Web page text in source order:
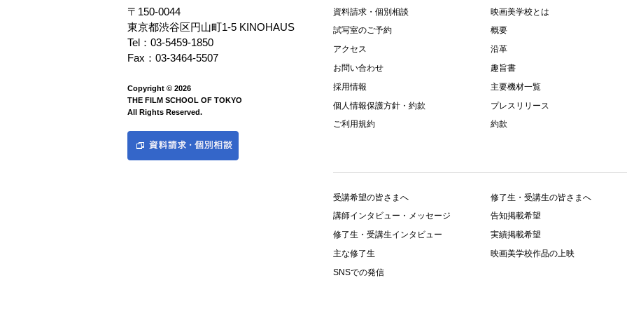
〒150-0044
東京都渋谷区円山町1-5 KINOHAUS
Tel：03-5459-1850
Fax：03-3464-5507
Copyright © 2026
THE FILM SCHOOL OF TOKYO
All Rights Reserved.
資料請求・個別相談
試写室のご予約
アクセス
お問い合わせ
採用情報
個人情報保護方針・約款
ご利用規約
映画美学校とは
概要
沿革
趣旨書
主要機材一覧
プレスリリース
約款
受講希望の皆さまへ
講師インタビュー・メッセージ
修了生・受講生インタビュー
主な修了生
SNSでの発信
修了生・受講生の皆さまへ
告知掲載希望
実績掲載希望
映画美学校作品の上映